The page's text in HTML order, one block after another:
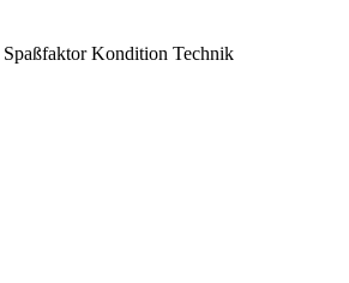
Spaßfaktor Kondition Technik